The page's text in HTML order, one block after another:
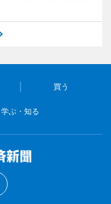
買う
学ぶ・知る